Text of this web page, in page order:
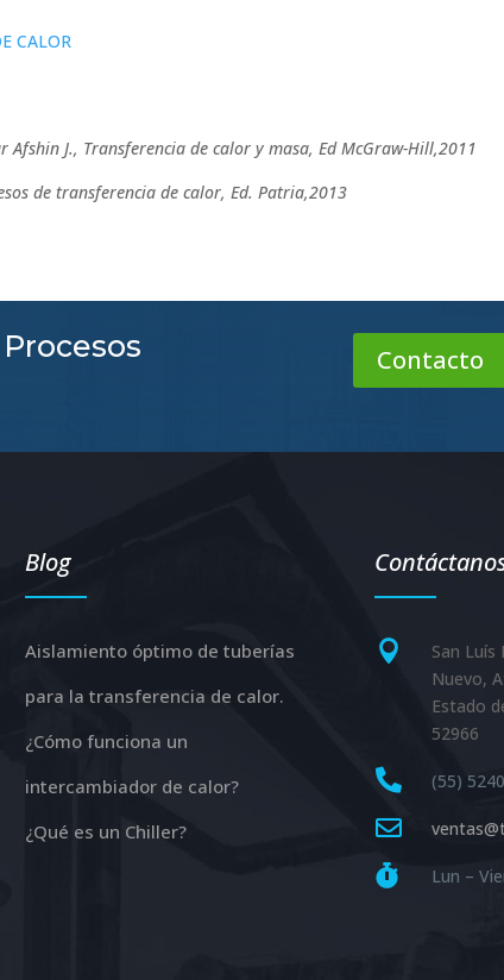
CALOR
Afshin J., Transferencia de calor y masa, Ed McGraw-Hill,2011
de transferencia de calor, Ed. Patria,2013
Contacto
Blog
Aislamiento óptimo de tuberías
para la transferencia de calor.
¿Cómo funciona un
intercambiador de calor?
¿Qué es un Chiller?

San
Nuevo,
Estado
52966
 (55)

 Lun –